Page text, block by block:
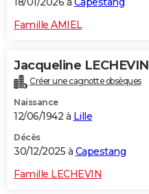
Famille AMIEL
Jacqueline LECHEVIN
Créer une cagnotte obsèques
Naissance
12/06/1942 à Lille
Décès
30/12/2025 à Capestang
Famille LECHEVIN